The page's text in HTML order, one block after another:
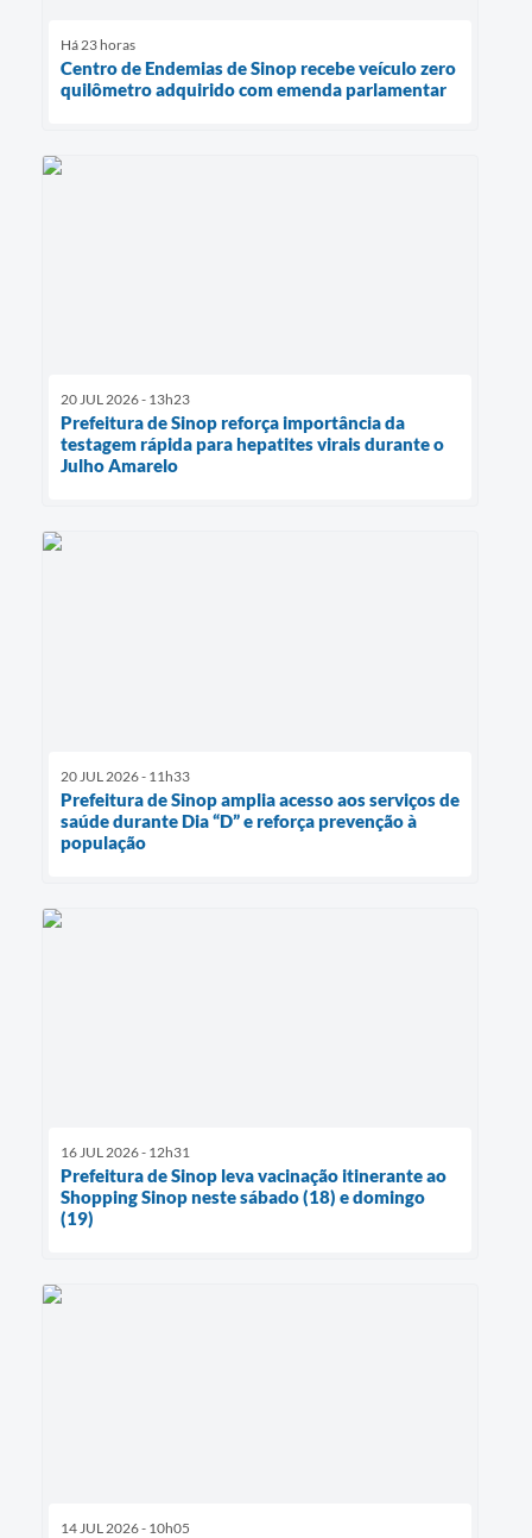
Há 23 horas
Centro de Endemias de Sinop recebe veículo zero
quilômetro adquirido com emenda parlamentar
20 JUL 2026 - 13h23
Prefeitura de Sinop reforça importância da
testagem rápida para hepatites virais durante o
Julho Amarelo
20 JUL 2026 - 11h33
Prefeitura de Sinop amplia acesso aos serviços de
saúde durante Dia “D” e reforça prevenção à
população
16 JUL 2026 - 12h31
Prefeitura de Sinop leva vacinação itinerante ao
Shopping Sinop neste sábado (18) e domingo
(19)
14 JUL 2026 - 10h05